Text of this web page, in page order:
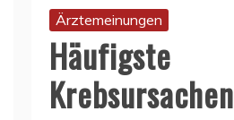
Ärztemeinungen
Häufigste
Krebsursachen